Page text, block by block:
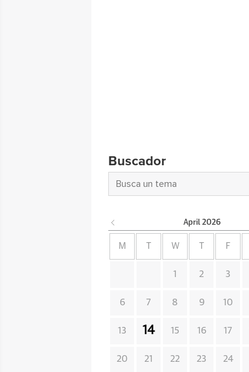
Buscador
April 2026
M W F
1 2 3
6 7 8 9 10
13 14 15 16 17
20 21 22 23 24